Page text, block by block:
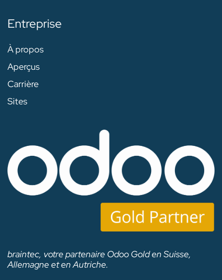
Entreprise
À propos
Aperçus
Carrière
Sites
braintec, votre partenaire Odoo Gold en Suisse,
Allemagne et en Autriche.